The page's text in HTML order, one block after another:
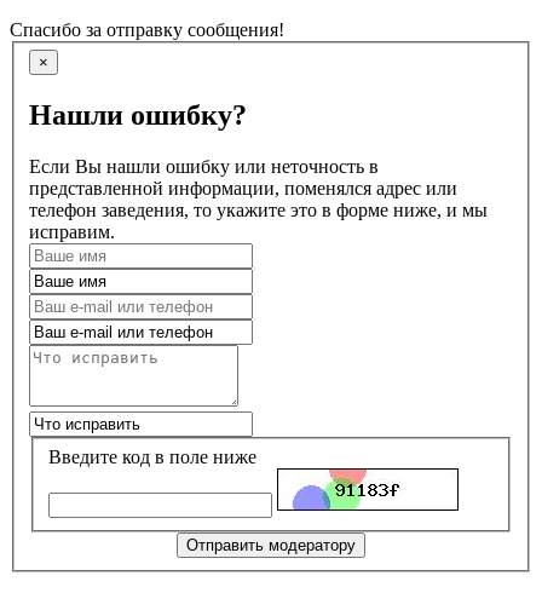
Спасибо за отправку сообщения!
×
Нашли ошибку?
Если Вы нашли ошибку или неточность в
представленной информации, поменялся адрес или
телефон заведения, то укажите это в форме ниже, и мы
исправим.
Введите код в поле ниже
Отправить модератору